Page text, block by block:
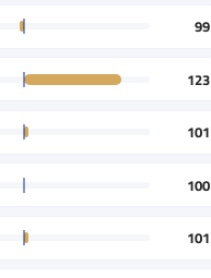
99
123
101
100
101